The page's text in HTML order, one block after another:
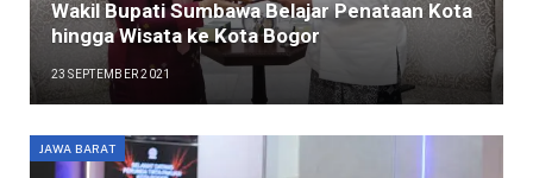
Wakil Bupati Sumbawa Belajar Penataan Kota
hingga Wisata ke Kota Bogor
23 SEPTEMBER 2021
JAWA BARAT